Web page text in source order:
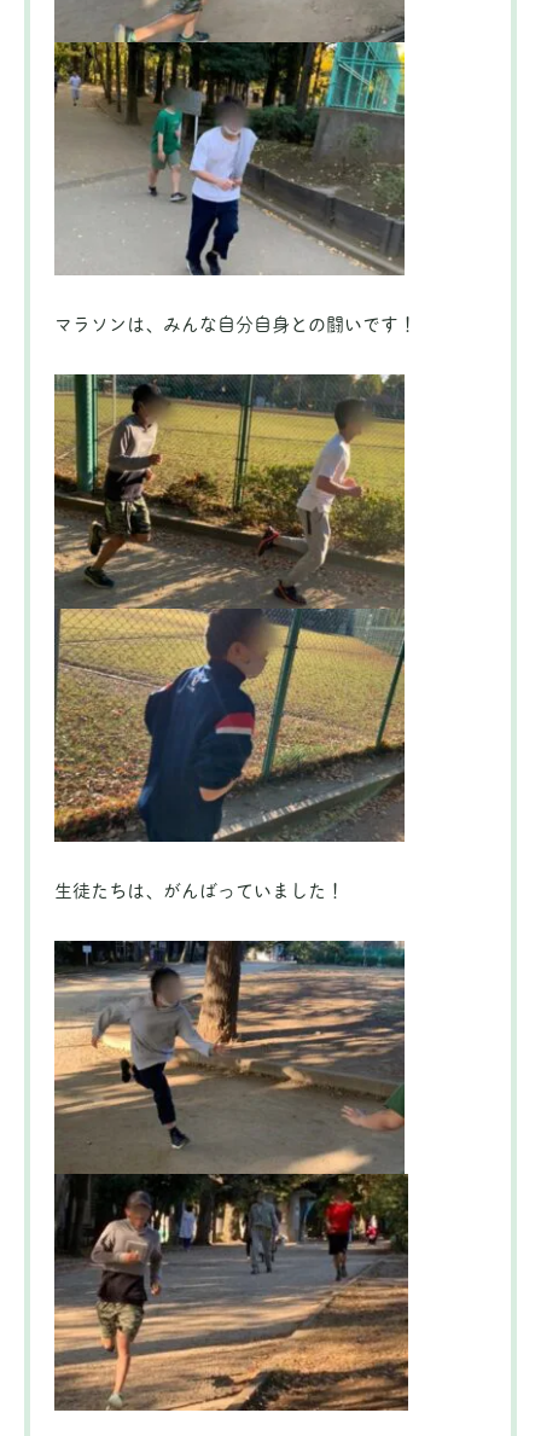
マラソンは、みんな自分自身との闘いです！
生徒たちは、がんばっていました！